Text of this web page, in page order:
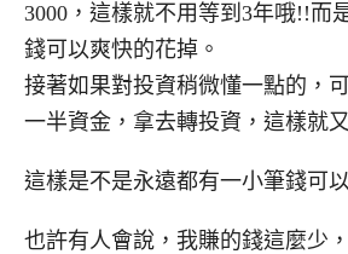
3000 ，這樣就不用等到3年哦!!而
錢可以爽快的花掉。
接著如果對投資稍微懂一點的，
一半資金，拿去轉投資，這樣就
這樣是不是永遠都有一小筆錢可
也許有人會說，我賺的錢這麼少